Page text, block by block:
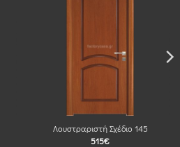
Λουστραριστή Σχέδιο 145
515€